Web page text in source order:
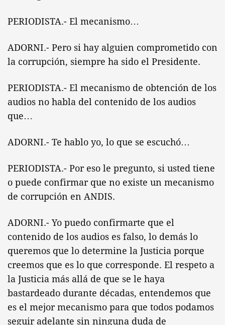
PERIODISTA.- El mecanismo…
ADORNI.- Pero si hay alguien comprometido con
la corrupción, siempre ha sido el Presidente.
PERIODISTA.- El mecanismo de obtención de los
audios no habla del contenido de los audios
que…
ADORNI.- Te hablo yo, lo que se escuchó…
PERIODISTA.- Por eso le pregunto, si usted tiene
o puede confirmar que no existe un mecanismo
de corrupción en ANDIS.
ADORNI.- Yo puedo confirmarte que el
contenido de los audios es falso, lo demás lo
queremos que lo determine la Justicia porque
creemos que es lo que corresponde. El respeto a
la Justicia más allá de que se le haya
bastardeado durante décadas, entendemos que
es el mejor mecanismo para que todos podamos
seguir adelante sin ninguna duda de